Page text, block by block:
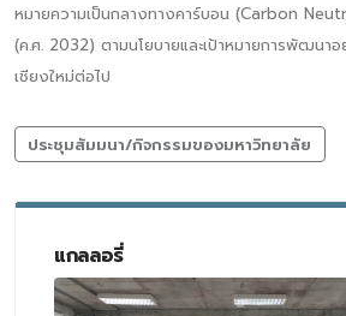
หมายความเป็นกลางทางคาร์บอน (Carbon
(ค.ศ. 2032) ตามนโยบายและเป้าหมายการพัฒนา
เชียงใหม่ต่อไป
ประชุมสัมมนา/กิจกรรมของมหาวิทยาลัย
แกลลอรี่